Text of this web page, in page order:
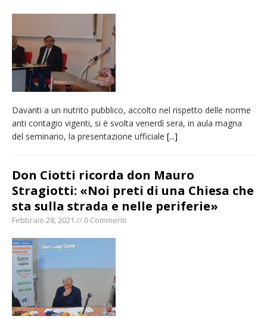
provvisoria»
La Pro verso l’avvio della Stagione
La Regione stanzia oltre 38mila euro per il
carnevale di Santhià. La soddisfazione della
Pro Loco
dell’arcivescovo mons. Marco Arnolfo
Davanti a un nutrito pubblico, accolto nel rispetto delle norme
anti contagio vigenti, si è svolta venerdì sera, in aula magna
del seminario, la presentazione ufficiale [...]
Don Ciotti ricorda don Mauro
Stragiotti: «Noi preti di una Chiesa che
sta sulla strada e nelle periferie»
Febbraio 28, 2021 // 0 Commenti